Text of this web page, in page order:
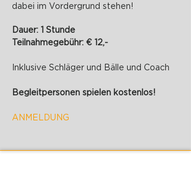
dabei im Vordergrund stehen!
Dauer: 1 Stunde
Teilnahmegebühr: € 12,-
Inklusive Schläger und Bälle und Coach
Begleitpersonen spielen kostenlos!
ANMELDUNG